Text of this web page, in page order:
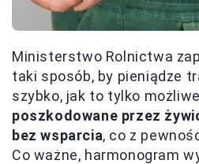
Ministerstwo Rolnictwa
taki sposób, by pieniądze
szybko, jak to tylko
poszkodowane przez
bez wsparcia, co z
Co ważne, harmonogram